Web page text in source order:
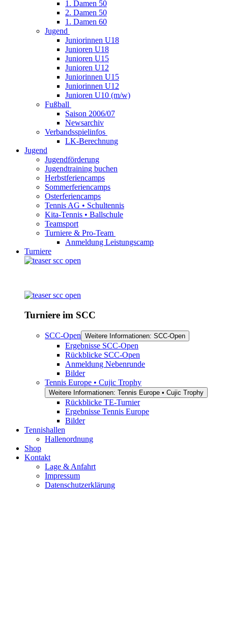
1. Damen 50
2. Damen 50
1. Damen 60
Jugend
Juniorinnen U18
Junioren U18
Junioren U15
Junioren U12
Juniorinnen U15
Juniorinnen U12
Junioren U10 (m/w)
Fußball
Saison 2006/07
Newsarchiv
Verbandsspielinfos
LK-Berechnung
Jugend
Jugendförderung
Jugendtraining buchen
Herbstferiencamps
Sommerferiencamps
Osterferiencamps
Tennis AG • Schultennis
Kita-Tennis • Ballschule
Teamsport
Turniere & Pro-Team
Anmeldung Leistungscamp
Turniere
Turniere im SCC
SCC-Open Weitere Informationen: SCC-Open
Ergebnisse SCC-Open
Rückblicke SCC-Open
Anmeldung Nebenrunde
Bilder
Tennis Europe • Cujic Trophy
Weitere Informationen: Tennis Europe • Cujic Trophy
Rückblicke TE-Turnier
Ergebnisse Tennis Europe
Bilder
Tennishallen
Hallenordnung
Shop
Kontakt
Lage & Anfahrt
Impressum
Datenschutzerklärung